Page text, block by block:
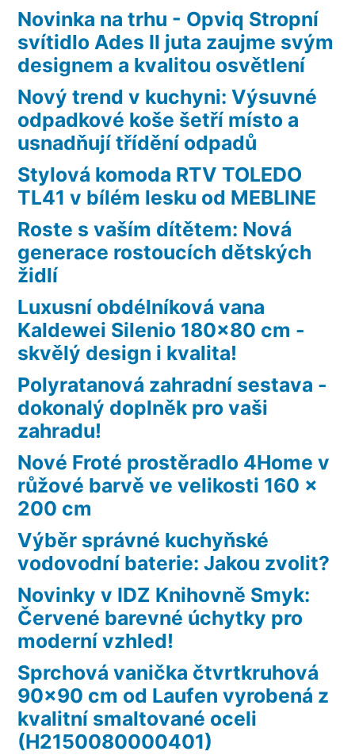
Novinka na trhu - Opviq Stropní
svítidlo Ades II juta zaujme svým
designem a kvalitou osvětlení
Nový trend v kuchyni: Výsuvné
odpadkové koše šetří místo a
usnadňují třídění odpadů
Stylová komoda RTV TOLEDO
TL41 v bílém lesku od MEBLINE
Roste s vaším dítětem: Nová
generace rostoucích dětských
židlí
Luxusní obdélníková vana
Kaldewei Silenio 180×80 cm -
skvělý design i kvalita!
Polyratanová zahradní sestava -
dokonalý doplněk pro vaši
zahradu!
Nové Froté prostěradlo 4Home v
růžové barvě ve velikosti 160 x
200 cm
Výběr správné kuchyňské
vodovodní baterie: Jakou zvolit?
Novinky v IDZ Knihovně Smyk:
Červené barevné úchytky pro
moderní vzhled!
Sprchová vanička čtvrtkruhová
90×90 cm od Laufen vyrobená z
kvalitní smaltované oceli
(H2150080000401)